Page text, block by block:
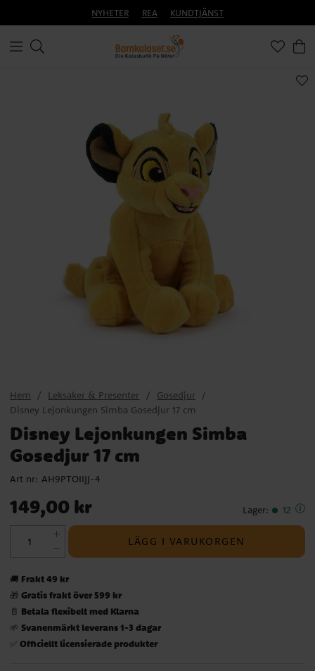
NYHETER REA KUNDTJÄNST
Hem Leksaker & Presenter
Gosedjur
Disney Lejonkungen Simba Gosedjur 17 cm
Disney Lejonkungen Simba
Gosedjur 17 cm
Art nr: AH9PTOIIJJ-4
Pris :149,00 kr
149,00 kr Lager: 12
LÄGG I VARUKORGEN
🚚 Frakt 49 kr
🎁 Gratis frakt över 599 kr
📄 Betala flexibelt med Klarna
🌱 Svanenmärkt leverans 1-3 dagar
✅ Officiellt licensierade produkter